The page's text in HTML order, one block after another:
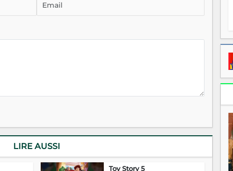
LIRE AUSSI
Toy Story 5